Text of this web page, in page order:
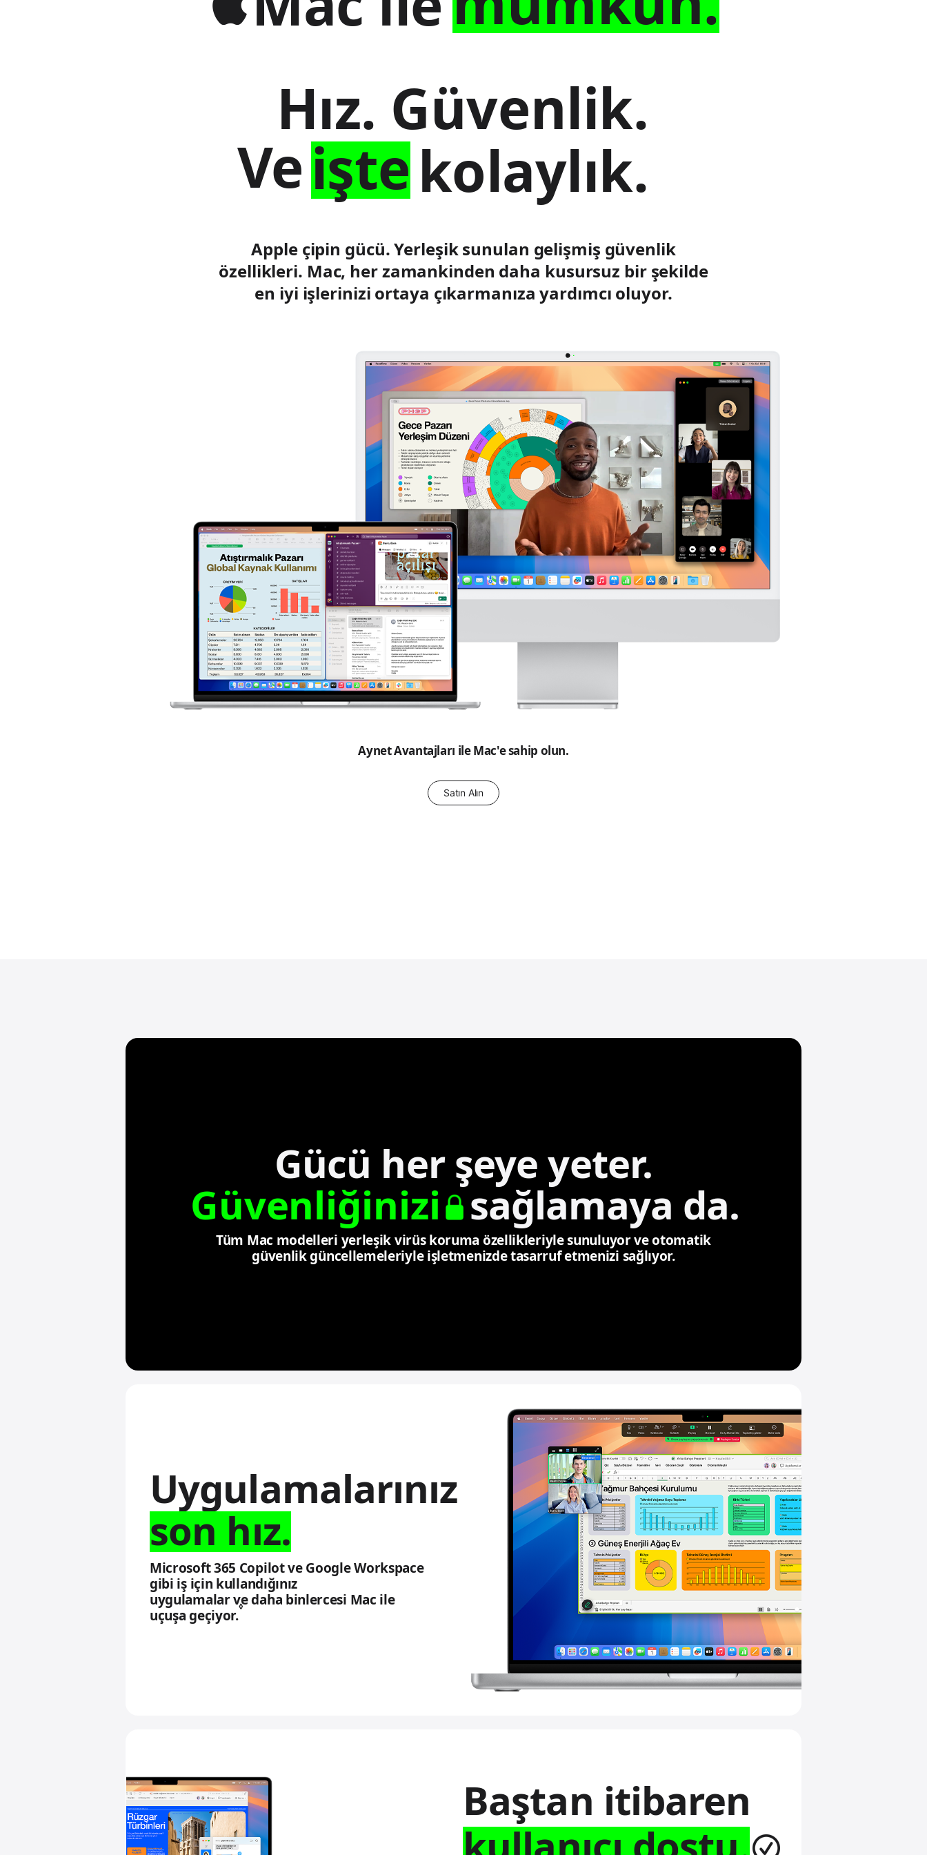
Hız. Güvenlik.
Veiştekolaylık.
Apple çipin gücü. Yerleşik sunulan gelişmiş güvenlik
özellikleri. Mac, her zamankinden daha kusursuz bir şekilde
en iyi işlerinizi ortaya çıkarmanıza yardımcı oluyor.
Aynet Avantajları ile Mac'e sahip olun.
Satın Alın
Gücü her şeye yeter.
Güvenliğinizi sağlamaya da.
Tüm Mac modelleri yerleşik virüs koruma özellikleriyle sunuluyor ve otomatik
güvenlik güncellemeleriyle işletmenizde tasarruf etmenizi sağlıyor.
Uygulamalarınız
son hız.
Microsoft 365 Copilot ve Google Workspace
gibi iş için kullandığınız
uygulamalar ve daha binlercesi Mac ile
uçuşa geçiyor.
◊
a
m
a
d
i
Baştan itibaren